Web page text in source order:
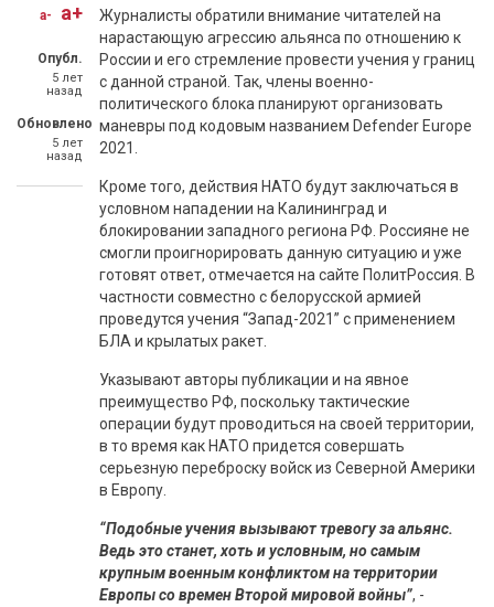
a- a+
Опубл.
5 лет
назад
Обновлено
5 лет
назад
Журналисты обратили внимание читателей на
нарастающую агрессию альянса по отношению к
России и его стремление провести учения у границ
с данной страной. Так, члены военно-
политического блока планируют организовать
маневры под кодовым названием Defender Europe
2021.
Кроме того, действия НАТО будут заключаться в
условном нападении на Калининград и
блокировании западного региона РФ. Россияне не
смогли проигнорировать данную ситуацию и уже
готовят ответ, отмечается на сайте ПолитРоссия. В
частности совместно с белорусской армией
проведутся учения “Запад-2021” с применением
БЛА и крылатых ракет.
Указывают авторы публикации и на явное
преимущество РФ, поскольку тактические
операции будут проводиться на своей территории,
в то время как НАТО придется совершать
серьезную переброску войск из Северной Америки
в Европу.
“Подобные учения вызывают тревогу за альянс.
Ведь это станет, хоть и условным, но самым
крупным военным конфликтом на территории
Европы со времен Второй мировой войны”, -